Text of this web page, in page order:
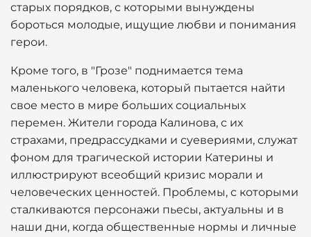
старых порядков, с которыми вынуждены
бороться молодые, ищущие любви и понимания
герои.
Кроме того, в "Грозе" поднимается тема
маленького человека, который пытается найти
свое место в мире больших социальных
перемен. Жители города Калинова, с их
страхами, предрассудками и суевериями, служат
фоном для трагической истории Катерины и
иллюстрируют всеобщий кризис морали и
человеческих ценностей. Проблемы, с которыми
сталкиваются персонажи пьесы, актуальны и в
наши дни, когда общественные нормы и личные